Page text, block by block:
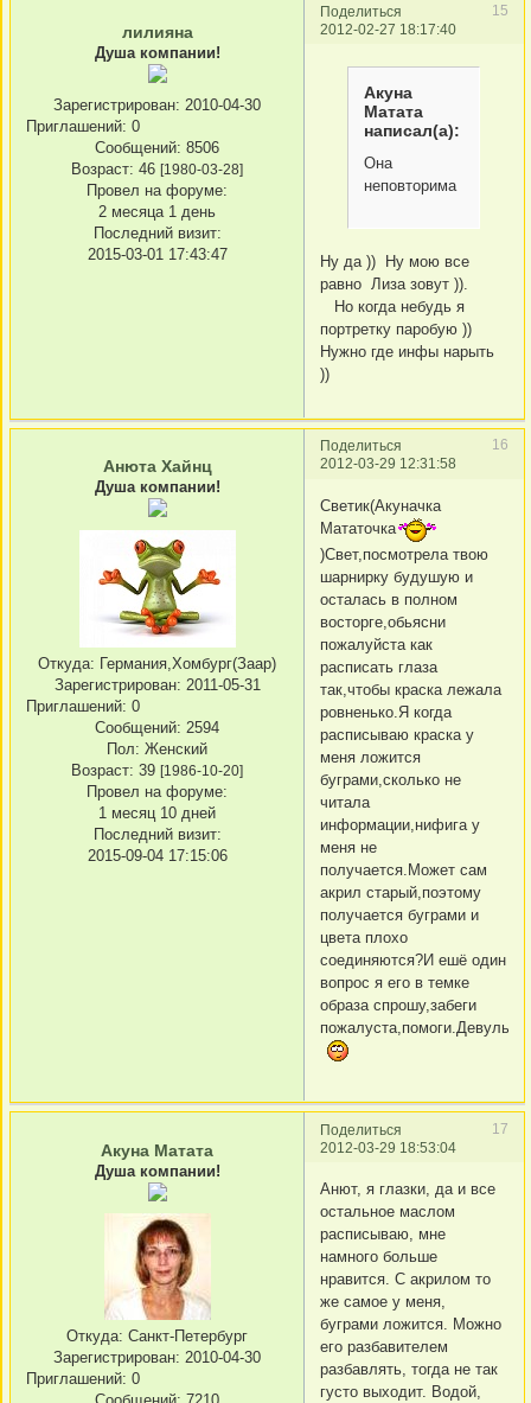
Поделиться
15
2012-02-27 18:17:40
лилияна
Душа компании!
Зарегистрирован: 2010-04-30
Приглашений: 0
Сообщений: 8506
Возраст: 46 [1980-03-28]
Провел на форуме:
2 месяца 1 день
Последний визит:
2015-03-01 17:43:47
Акуна
Матата
написал(а):
Она
неповторима
Ну да )) Ну мою все
равно Лиза зовут )).
Но когда небудь я
портретку паробую ))
Нужно где инфы нарыть
))
Поделиться
16
2012-03-29 12:31:58
Анюта Хайнц
Душа компании!
Откуда: Германия,Хомбург(Заар)
Зарегистрирован: 2011-05-31
Приглашений: 0
Сообщений: 2594
Пол: Женский
Возраст: 39 [1986-10-20]
Провел на форуме:
1 месяц 10 дней
Последний визит:
2015-09-04 17:15:06
Светик(Акуначка
Мататочка
)Свет,посмотрела твою
шарнирку будушую и
осталась в полном
восторге,обьясни
пожалуйста как
расписать глаза
так,чтобы краска лежала
ровненько.Я когда
расписываю краска у
меня ложится
буграми,сколько не
читала
информации,нифига у
меня не
получается.Может сам
акрил старый,поэтому
получается буграми и
цвета плохо
соединяются?И ешё один
вопрос я его в темке
образа спрошу,забеги
Поделиться
17
2012-03-29 18:53:04
Акуна Матата
Душа компании!
Откуда: Санкт-Петербург
Зарегистрирован: 2010-04-30
Приглашений: 0
Анют, я глазки, да и все
остальное маслом
расписываю, мне
намного больше
нравится. С акрилом то
же самое у меня,
буграми ложится. Можно
его разбавителем
разбавлять, тогда не так
густо выходит. Водой,